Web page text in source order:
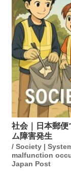
社会｜日本郵便
ム障害発生
/ Society |
malfunction
Japan Post